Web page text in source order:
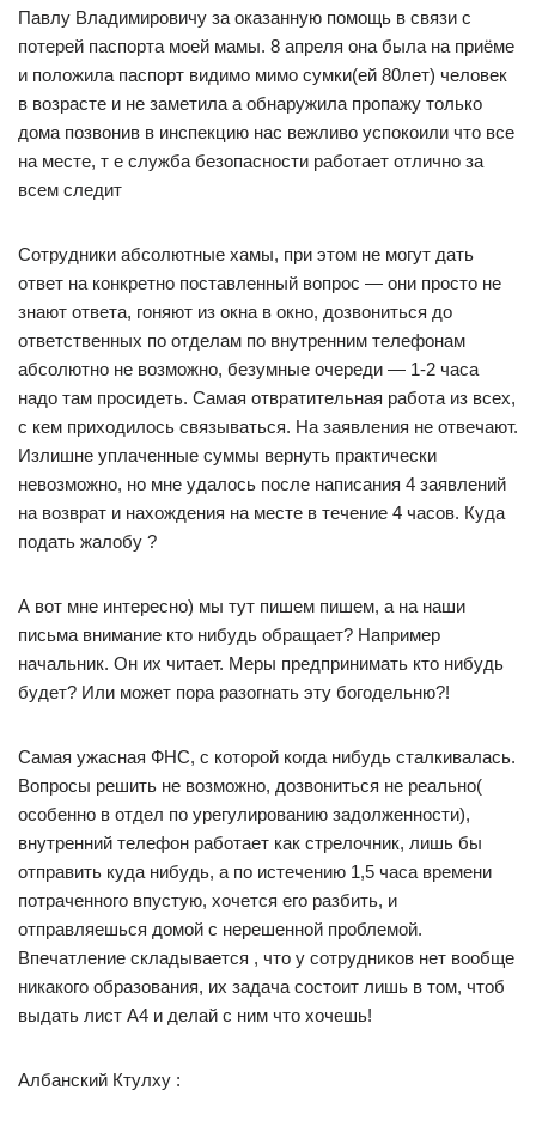
Павлу Владимировичу за оказанную помощь в связи с
потерей паспорта моей мамы. 8 апреля она была на приёме
и положила паспорт видимо мимо сумки(ей 80лет) человек
в возрасте и не заметила а обнаружила пропажу только
дома позвонив в инспекцию нас вежливо успокоили что все
на месте, т е служба безопасности работает отлично за
всем следит
Cотрудники абсолютные хамы, при этом не могут дать
ответ на конкретно поставленный вопрос — они просто не
знают ответа, гоняют из окна в окно, дозвониться до
ответственных по отделам по внутренним телефонам
абсолютно не возможно, безумные очереди — 1-2 часа
надо там просидеть. Самая отвратительная работа из всех,
с кем приходилось связываться. На заявления не отвечают.
Излишне уплаченные суммы вернуть практически
невозможно, но мне удалось после написания 4 заявлений
на возврат и нахождения на месте в течение 4 часов. Куда
подать жалобу ?
А вот мне интересно) мы тут пишем пишем, а на наши
письма внимание кто нибудь обращает? Например
начальник. Он их читает. Меры предпринимать кто нибудь
будет? Или может пора разогнать эту богодельню?!
Самая ужасная ФНС, с которой когда нибудь сталкивалась.
Вопросы решить не возможно, дозвониться не реально(
особенно в отдел по урегулированию задолженности),
внутренний телефон работает как стрелочник, лишь бы
отправить куда нибудь, а по истечению 1,5 часа времени
потраченного впустую, хочется его разбить, и
отправляешься домой с нерешенной проблемой.
Впечатление складывается , что у сотрудников нет вообще
никакого образования, их задача состоит лишь в том, чтоб
выдать лист А4 и делай с ним что хочешь!
Албанский Ктулху :